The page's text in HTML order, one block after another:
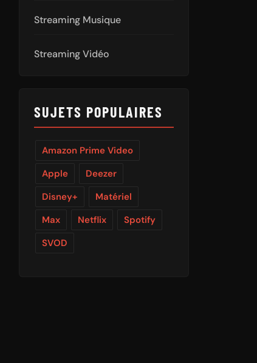
Streaming Musique
Streaming Vidéo
SUJETS POPULAIRES
Amazon Prime Video
Apple
Deezer
Disney+
Matériel
Max
Netflix
Spotify
SVOD